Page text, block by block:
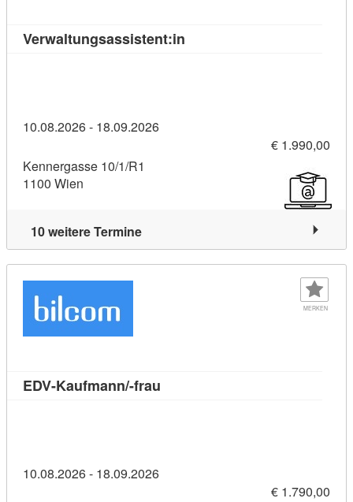
Verwaltungsassistent:in
10.08.2026 - 18.09.2026
€ 1.990,00
Kennergasse 10/1/R1
1100 Wien
10 weitere Termine
MERKEN
EDV-Kaufmann/-frau
10.08.2026 - 18.09.2026
€ 1.790,00